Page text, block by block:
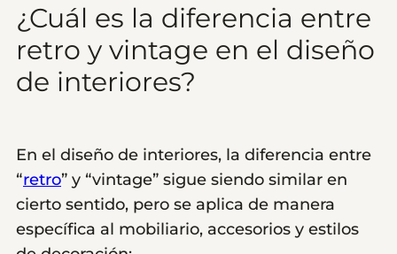
¿Cuál es la diferencia entre
retro y vintage en el diseño
de interiores?
En el diseño de interiores, la diferencia entre
“retro” y “vintage” sigue siendo similar en
cierto sentido, pero se aplica de manera
específica al mobiliario, accesorios y estilos